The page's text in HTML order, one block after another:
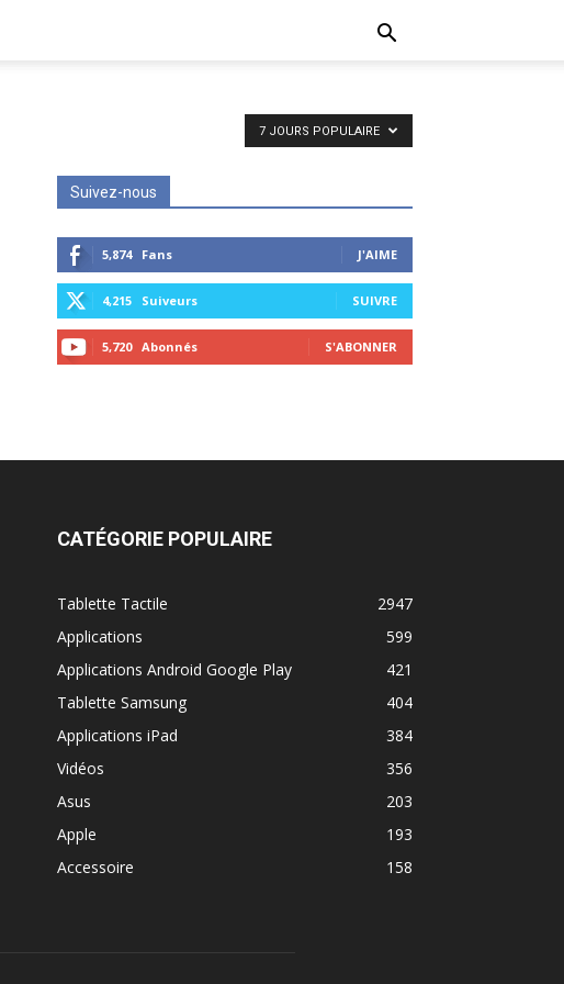
7 JOURS POPULAIRE
Suivez-nous
5,874 Fans J'AIME
4,215 Suiveurs SUIVRE
5,720 Abonnés S'ABONNER
CATÉGORIE POPULAIRE
Tablette Tactile
2947
Applications
599
Applications Android Google Play
421
Tablette Samsung
404
Applications iPad
384
Vidéos
356
Asus
203
Apple
193
Accessoire
158